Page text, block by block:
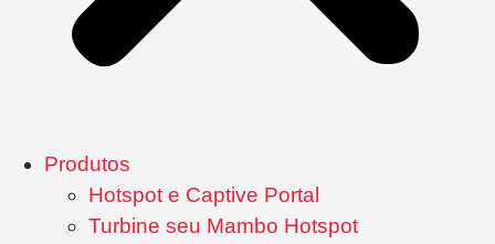
Produtos
Hotspot e Captive Portal
Turbine seu Mambo Hotspot